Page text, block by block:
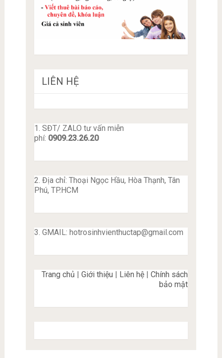
LIÊN HỆ
1. SĐT/ ZALO tư vấn miễn
phí: 0909.23.26.20
2. Địa chỉ: Thoại Ngọc Hầu, Hòa Thạnh, Tân
Phú, TP.HCM
3. GMAIL: hotrosinhvienthuctap@gmail.com
Trang chủ |Giới thiệu Liên hệ |Chính sách
bảo mật